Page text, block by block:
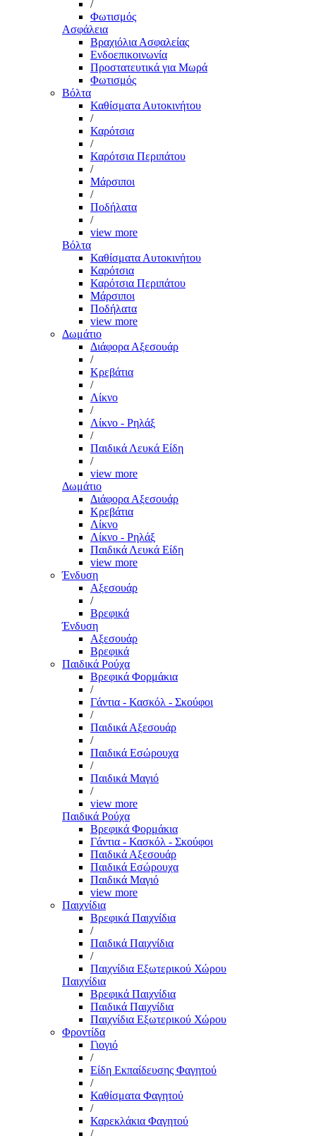
/
Φωτισμός
Ασφάλεια
Βραχιόλια Ασφαλείας
Ενδοεπικοινωνία
Προστατευτικά για Μωρά
Φωτισμός
Βόλτα
Καθίσματα Αυτοκινήτου
/
Καρότσια
/
Καρότσια Περιπάτου
/
Μάρσιποι
/
Ποδήλατα
/
view more
Βόλτα
Καθίσματα Αυτοκινήτου
Καρότσια
Καρότσια Περιπάτου
Μάρσιποι
Ποδήλατα
view more
Δωμάτιο
Διάφορα Αξεσουάρ
/
Κρεβάτια
/
Λίκνο
/
Λίκνο - Ρηλάξ
/
Παιδικά Λευκά Είδη
/
view more
Δωμάτιο
Διάφορα Αξεσουάρ
Κρεβάτια
Λίκνο
Λίκνο - Ρηλάξ
Παιδικά Λευκά Είδη
view more
Ένδυση
Αξεσουάρ
/
Βρεφικά
Ένδυση
Αξεσουάρ
Βρεφικά
Παιδικά Ρούχα
Βρεφικά Φορμάκια
/
Γάντια - Κασκόλ - Σκούφοι
/
Παιδικά Αξεσουάρ
/
Παιδικά Εσώρουχα
/
Παιδικά Μαγιό
/
view more
Παιδικά Ρούχα
Βρεφικά Φορμάκια
Γάντια - Κασκόλ - Σκούφοι
Παιδικά Αξεσουάρ
Παιδικά Εσώρουχα
Παιδικά Μαγιό
view more
Παιχνίδια
Βρεφικά Παιχνίδια
/
Παιδικά Παιχνίδια
/
Παιχνίδια Εξωτερικού Χώρου
Παιχνίδια
Βρεφικά Παιχνίδια
Παιδικά Παιχνίδια
Παιχνίδια Εξωτερικού Χώρου
Φροντίδα
Γιογιό
/
Είδη Εκπαίδευσης Φαγητού
/
Καθίσματα Φαγητού
/
Καρεκλάκια Φαγητού
/